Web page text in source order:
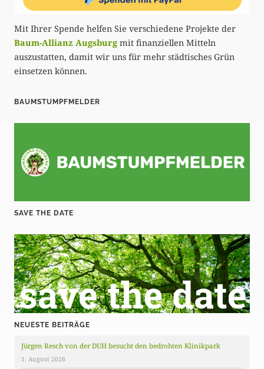
Mit Ihrer Spende helfen Sie verschiedene Projekte der
Baum-Allianz Augsburg mit finanziellen Mitteln
auszustatten, damit wir uns für mehr städtisches Grün
einsetzen können.
BAUMSTUMPFMELDER
SAVE THE DATE
NEUESTE BEITRÄGE
Jürgen Resch von der DUH besucht den bedrohten Klinikpark
1. August 2026